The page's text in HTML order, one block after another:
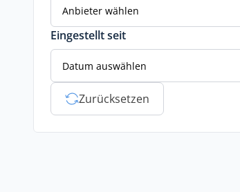
Anbieter wählen
Eingestellt seit
Datum auswählen
Zurücksetzen